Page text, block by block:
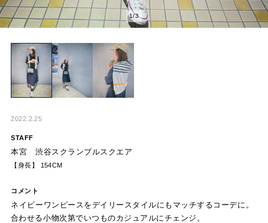
2/3
2022.2.25
STAFF
本宮 渋谷スクランブルスクエア
【身長】 154CM
コメント
ネイビーワンピースをデイリースタイルにもマッチするコーデに。
合わせる小物次第でいつものカジュアルにチェンジ。